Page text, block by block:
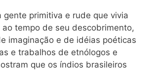
gente primitiva e rude que vivia
tempo de seu descobrimento,
imaginação e de idéias poéticas
e trabalhos de etnólogos e
que os índios brasileiros